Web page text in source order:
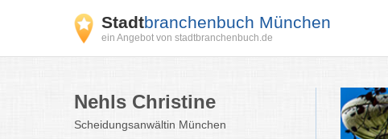
Stadtbranchenbuch München
ein Angebot von stadtbranchenbuch.de
Nehls Christine
Scheidungsanwältin München